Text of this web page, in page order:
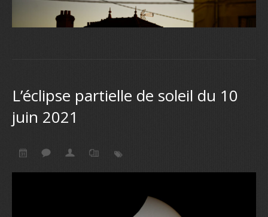
L’éclipse partielle de soleil du 10
juin 2021